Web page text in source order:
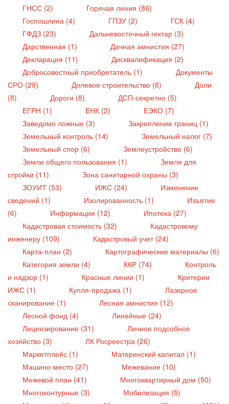
ГНСС (2)
Горячая линия (86)
Госпошлина (4)
ГПЗУ (2)
ГСК (4)
ГФДЗ (23)
Дальневосточный гектар (3)
Дарственная (1)
Дачная амнистия (27)
Декларация (11)
Дисквалификация (2)
Добросовестный приобретатель (1)
Документы
СРО (29)
Долевое строительство (8)
Доли
(8)
Дороги (8)
ДСП-секретно (5)
ЕГРН (1)
ЕНК (2)
ЕЭКО (7)
Заведомо ложные (3)
Закрепление границ (1)
Земельный контроль (14)
Земельный налог (7)
Земельный спор (6)
Землеустройство (6)
Земли общего пользования (1)
Земля для
стройки (11)
Зона санитарной охраны (3)
ЗОУИТ (53)
ИЖС (24)
Изменение
сведений (1)
Изолированность (1)
Изъятие
(6)
Информация (12)
Ипотека (27)
Кадастровая стоимость (32)
Кадастровому
инженеру (109)
Кадастровый учет (24)
Карта-план (2)
Картографические материалы (6)
Категория земли (4)
ККР (74)
Контроль
и надзор (1)
Красные линии (1)
Критерии
ИЖС (1)
Купля-продажа (1)
Лазерное
сканирование (1)
Лесная амнистия (12)
Лесной фонд (4)
Линейные (24)
Лицензирование (31)
Личное подсобное
хозяйство (3)
ЛК Росреестра (26)
Маркетплейс (1)
Материнский капитал (1)
Машино-место (27)
Межевание (10)
Межевой план (41)
Многоквартирный дом (50)
Многоконтурные (3)
Мобилизация (5)